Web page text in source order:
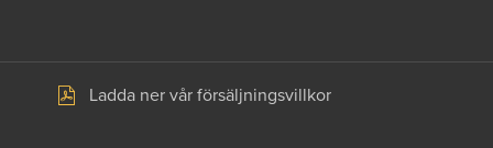
Ladda ner vår försäljningsvillkor